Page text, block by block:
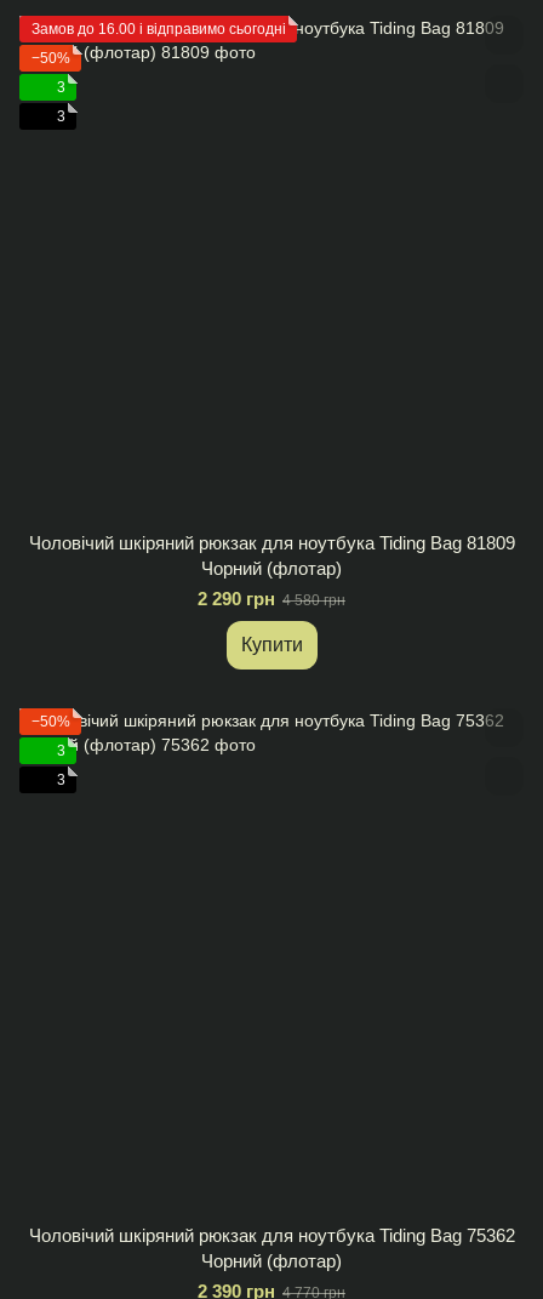
Замов до 16.00 і відправимо сьогодні
−50%
3
3
Чоловічий шкіряний рюкзак для ноутбука Tiding Bag 81809
Чорний (флотар)
2 290 грн 4 580 грн
Купити
−50%
3
3
Чоловічий шкіряний рюкзак для ноутбука Tiding Bag 75362
Чорний (флотар)
2 390 грн 4 770 грн